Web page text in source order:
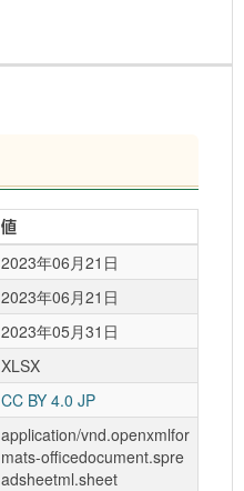
値
2023年06月21日
2023年06月21日
2023年05月31日
XLSX
CC BY 4.0 JP
application/vnd.openxmlfor
mats-officedocument.spre
adsheetml.sheet